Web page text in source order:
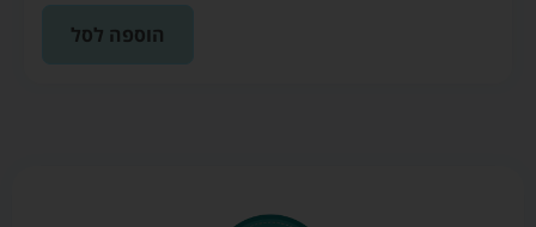
הוספה לסל